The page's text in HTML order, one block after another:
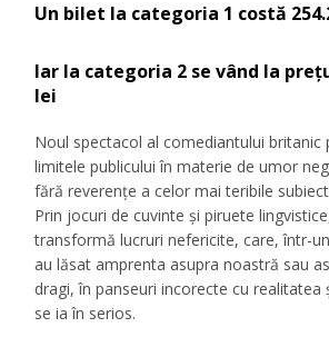
Un bilet la categoria 1 costă
Iar la categoria 2 se vând la
lei
Noul spectacol al comediantului britanic
limitele publicului în materie de umor
fără reverențe a celor mai teribile
Prin jocuri de cuvinte și piruete
transformă lucruri nefericite, care, într-
au lăsat amprenta asupra noastră sau
dragi, în panseuri incorecte cu realitatea
se ia în serios.